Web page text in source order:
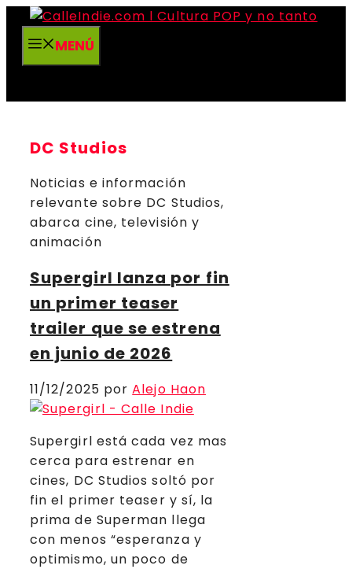
Saltar
contenidoMENÚ
DC Studios
Noticias e información
relevante sobre DC Studios,
abarca cine, televisión y
animación
Supergirl lanza por fin
un primer teaser
trailer que se estrena
en junio de 2026
11/12/2025 porAlejo Haon
Supergirl está cada vez mas
cerca para estrenar en
cines, DC Studios soltó por
fin el primer teaser y sí, la
prima de Superman llega
con menos “esperanza y
optimismo, un poco de